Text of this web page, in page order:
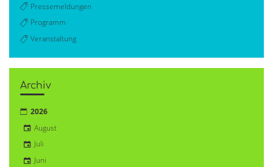
Pressemeldungen
Programm
Veranstaltung
Archiv
2026
August
Juli
Juni